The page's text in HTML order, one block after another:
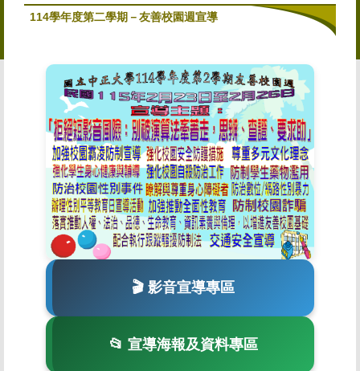
114學年度第二學期－友善校園週宣導
🎬 影音宣導專區
📂 宣導海報及資料專區